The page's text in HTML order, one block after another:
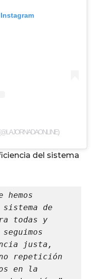
del sistema
hemos
de
todas y
justa,
repetición
en la